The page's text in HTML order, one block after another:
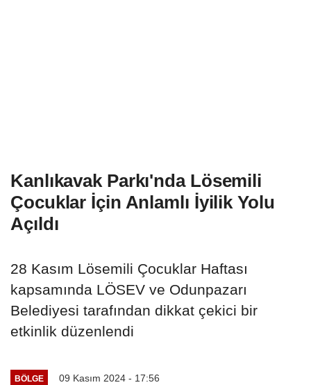
Kanlıkavak Parkı'nda Lösemili
Çocuklar İçin Anlamlı İyilik Yolu
Açıldı
28 Kasım Lösemili Çocuklar Haftası
kapsamında LÖSEV ve Odunpazarı
Belediyesi tarafından dikkat çekici bir
etkinlik düzenlendi
BÖLGE 09 Kasım 2024 - 17:56